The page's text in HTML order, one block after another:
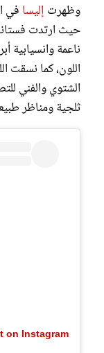
وظهرت إليسا في
حيث ارتدت
ناعمة وانسيابية
اللون، كما نسقت
الشتوي والفني
ثلجية ومناظر
on Instagram